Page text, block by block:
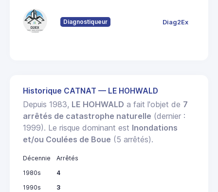
Diagnostiqueur Diag2Ex
Historique CATNAT — LE HOHWALD
Depuis 1983, LE HOHWALD a fait l'objet de 7
arrêtés de catastrophe naturelle (dernier :
1999). Le risque dominant est Inondations
et/ou Coulées de Boue (5 arrêtés).
Décennie
Arrêtés
1980s
4
1990s
3